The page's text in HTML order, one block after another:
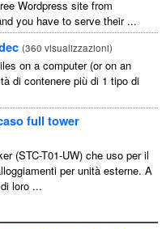
Wordpress site from
you have to serve their...
(360 visualizzazioni)
on a computer(or on an
di contenere più di 1 tipo di
full tower
(STC-T01-UW) che uso per il
per unità esterne. A
loro ...